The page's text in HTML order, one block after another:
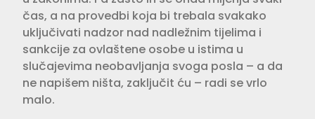
čas, a na provedbi koja bi trebala svakako
uključivati nadzor nad nadležnim tijelima i
sankcije za ovlaštene osobe u istima u
slučajevima neobavljanja svoga posla – a da
ne napišem ništa, zaključit ću – radi se vrlo
malo.